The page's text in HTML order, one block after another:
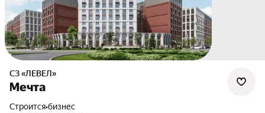
СЗ «ЛЕВЕЛ»
Мечта
Строится•бизнес